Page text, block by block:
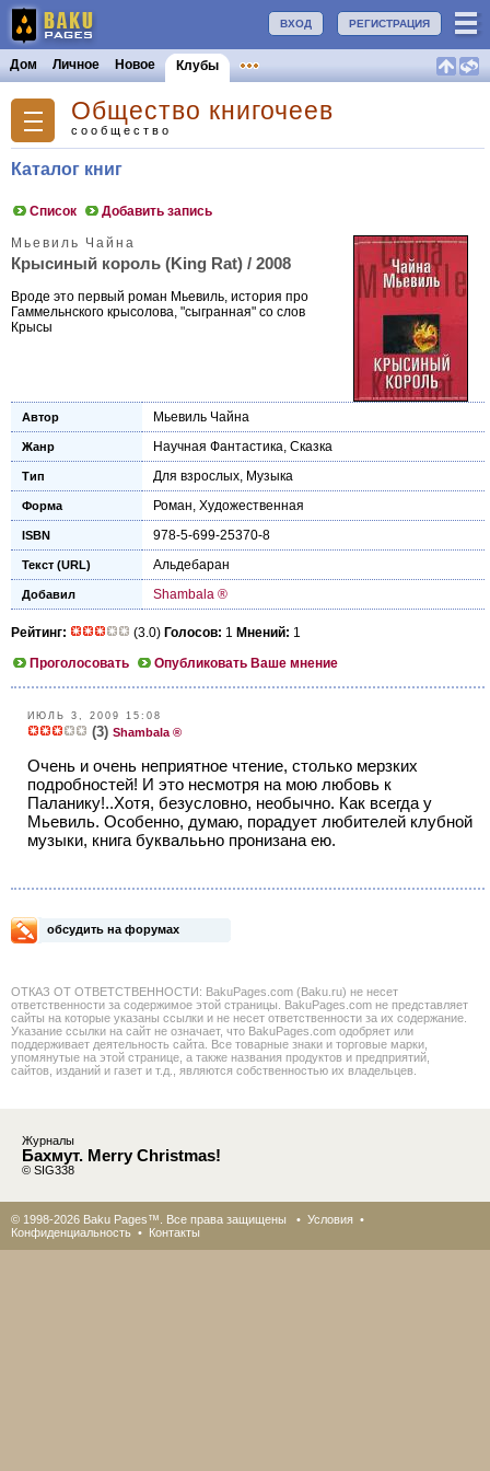
РЕГИСТРАЦИЯ
ВХОД
Дом Личное Новое Клубы
Общество книгочеев
сообщество
Каталог книг
Список Добавить запись
Мьевиль Чайна
Крысиный король (King Rat) / 2008
Вроде это первый роман Мьевиль, история про
Гаммельнского крысолова, "сыгранная" со слов
Крысы
Автор Мьевиль Чайна
Жанр Научная Фантастика, Сказка
Тип Для взрослых, Музыка
Форма Роман, Художественная
ISBN 978-5-699-25370-8
Текст (URL) Альдебаран
Добавил Shambala ®
Рейтинг: (3.0) Голосов: 1 Мнений: 1
Проголосовать
Опубликовать Ваше мнение
ИЮЛЬ 3, 2009 15:08
(3) Shambala ®
Очень и очень неприятное чтение, столько мерзких
подробностей! И это несмотря на мою любовь к
Паланику!..Хотя, безусловно, необычно. Как всегда у
Мьевиль. Особенно, думаю, порадует любителей клубной
музыки, книга буквалььно пронизана ею.
обсудить на форумах
ОТКАЗ ОТ ОТВЕТСТВЕННОСТИ: BakuPages.com (Baku.ru) не несет
ответственности за содержимое этой страницы. BakuPages.com не представляет
сайты на которые указаны ссылки и не несет ответственности за их содержание.
Указание ссылки на сайт не означает, что BakuPages.com одобряет или
поддерживает деятельность сайта. Все товарные знаки и торговые марки,
упомянутые на этой странице, а также названия продуктов и предприятий,
сайтов, изданий и газет и т.д., являются собственностью их владельцев.
Журналы
Бахмут. Merry Christmas!
© SIG338
© 1998-2026 Baku Pages™. Все права защищены • Условия •
Конфиденциальность • Контакты